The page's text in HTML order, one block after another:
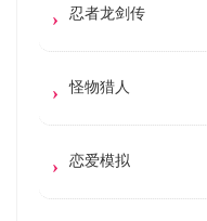
忍者龙剑传
怪物猎人
恋爱模拟